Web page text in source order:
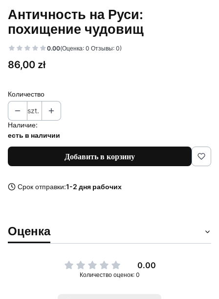
Античность на Руси:
похищение чудовищ
0.00(Оценка: 0 Отзывы: 0)
Цена
86,00 zł
Количество
szt.
Наличие:
есть в наличии
Добавить в корзину
Срок отправки:1-2 дня рабочих
Оценка
0.00
Количество оценок: 0